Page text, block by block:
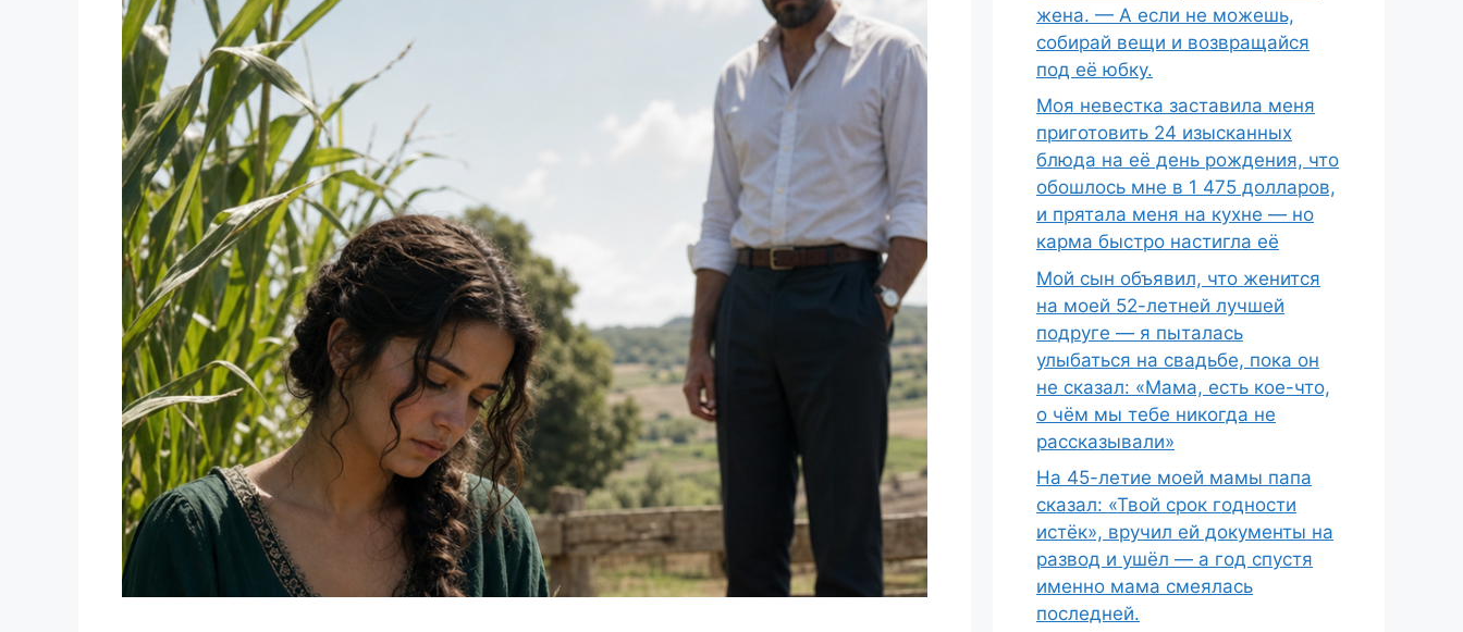
жена. — А если не можешь,
собирай вещи и возвращайся
под её юбку.
Моя невестка заставила меня
приготовить 24 изысканных
блюда на её день рождения, что
обошлось мне в 1 475 долларов,
и прятала меня на кухне — но
карма быстро настигла её
Мой сын объявил, что женится
на моей 52-летней лучшей
подруге — я пыталась
улыбаться на свадьбе, пока он
не сказал: «Мама, есть кое-что,
о чём мы тебе никогда не
рассказывали»
На 45-летие моей мамы папа
сказал: «Твой срок годности
истёк», вручил ей документы на
развод и ушёл — а год спустя
именно мама смеялась
последней.